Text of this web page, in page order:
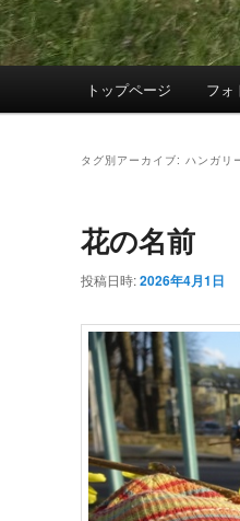
メ
コ
テ
ン
ツ
サ
ン
ン
ツ
へ
トップページ フォ
タグ別アーカイブ: ハンガリ
花の名前
投稿日時:2026年4月1日